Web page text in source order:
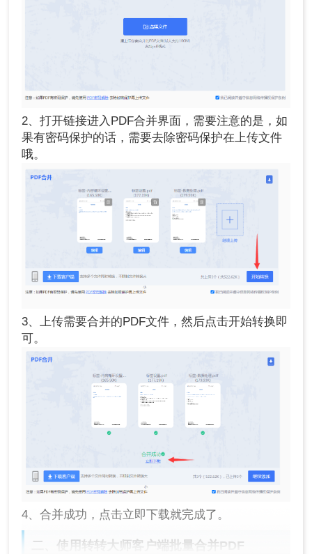
2、打开链接进入PDF合并界面，需要注意的是，如
果有密码保护的话，需要去除密码保护在上传文件
哦。
3、上传需要合并的PDF文件，然后点击开始转换即
可。
4、合并成功，点击立即下载就完成了。
二、使用转转大师客户端批量合并PDF